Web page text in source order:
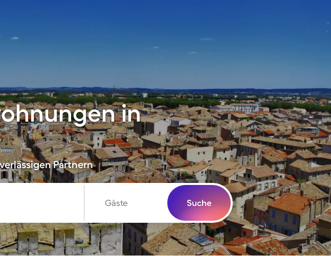
in
Partnern
Gäste Suche